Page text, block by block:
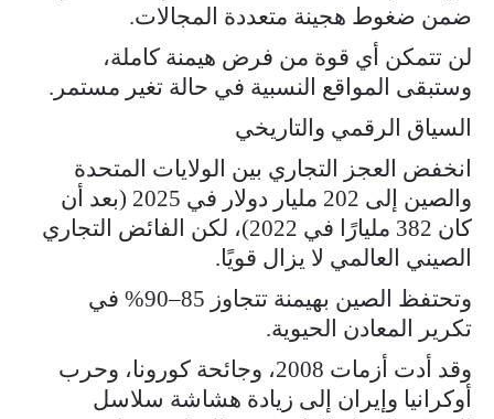
ضمن ضغوط هجينة متعددة المجالات.
لن تتمكن أي قوة من فرض هيمنة كاملة،
وستبقى المواقع النسبية في حالة تغير مستمر.
السياق الرقمي والتاريخي
انخفض العجز التجاري بين الولايات المتحدة
والصين إلى 202 مليار دولار في 2025 (بعد أن
كان 382 مليارًا في 2022)، لكن الفائض التجاري
الصيني العالمي لا يزال قويًا.
وتحتفظ الصين بهيمنة تتجاوز 85–90% في
تكرير المعادن الحيوية.
وقد أدت أزمات 2008، وجائحة كورونا، وحرب
أوكرانيا وإيران إلى زيادة هشاشة سلاسل